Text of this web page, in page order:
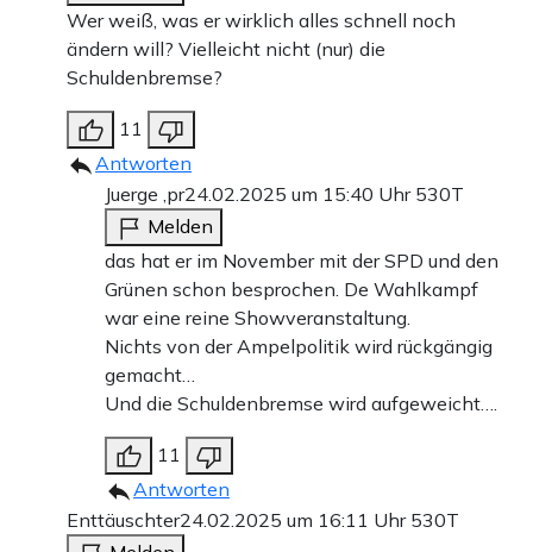
Wer weiß, was er wirklich alles schnell noch
ändern will? Vielleicht nicht (nur) die
Schuldenbremse?
11
Antworten
Juerge ,pr24.02.2025 um 15:40 Uhr 530T
Melden
das hat er im November mit der SPD und den
Grünen schon besprochen. De Wahlkampf
war eine reine Showveranstaltung.
Nichts von der Ampelpolitik wird rückgängig
gemacht…
Und die Schuldenbremse wird aufgeweicht….
11
Antworten
Enttäuschter24.02.2025 um 16:11 Uhr 530T